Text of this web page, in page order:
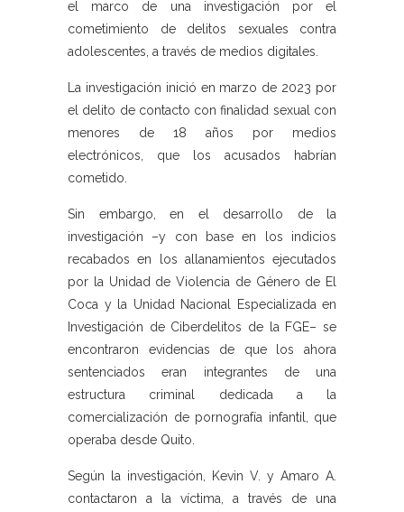
el marco de una investigación por el
cometimiento de delitos sexuales contra
adolescentes, a través de medios digitales.
La investigación inició en marzo de 2023 por
el delito de contacto con finalidad sexual con
menores de 18 años por medios
electrónicos, que los acusados habrían
cometido.
Sin embargo, en el desarrollo de la
investigación –y con base en los indicios
recabados en los allanamientos ejecutados
por la Unidad de Violencia de Género de El
Coca y la Unidad Nacional Especializada en
Investigación de Ciberdelitos de la FGE– se
encontraron evidencias de que los ahora
sentenciados eran integrantes de una
estructura criminal dedicada a la
comercialización de pornografía infantil, que
operaba desde Quito.
Según la investigación, Kevin V. y Amaro A.
contactaron a la víctima, a través de una